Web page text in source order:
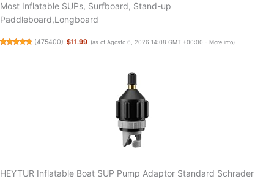
Most Inflatable SUPs, Surfboard, Stand-up
Paddleboard,Longboard
(475400) $11.99 (as of Agosto 6, 2026 14:08 GMT +00:00 - More info)
HEYTUR Inflatable Boat SUP Pump Adaptor Standard Schrader